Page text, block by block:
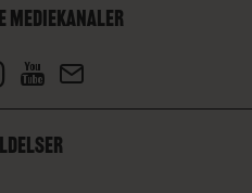
MEDIEKANALER